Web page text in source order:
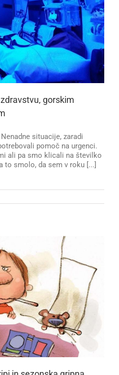
gorskim
situacije, zaradi
pomoč na urgenci.
ali pa smo klicali na številko
to smolo, da sem v roku [...]